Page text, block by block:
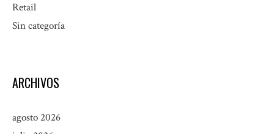
Retail
Sin categoría
ARCHIVOS
agosto 2026